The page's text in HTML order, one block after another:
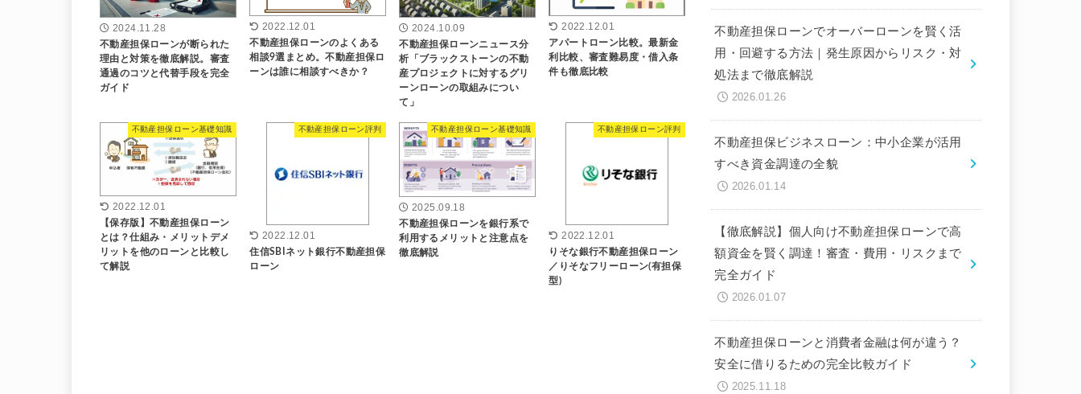
2024.11.28
不動産担保ローンが断られた
理由と対策を徹底解説。審査
通過のコツと代替手段を完全
ガイド
2022.12.01
不動産担保ローンのよくある
相談9選まとめ。不動産担保ロ
ーンは誰に相談すべきか？
2024.10.09
不動産担保ローンニュース分
析「ブラックストーンの不動
産プロジェクトに対するグリ
ーンローンの取組みについ
て」
2022.12.01
アパートローン比較。最新金
利比較、審査難易度・借入条
件も徹底比較
不動産担保ローン基礎知識
2022.12.01
【保存版】不動産担保ローン
とは？仕組み・メリットデメ
リットを他のローンと比較し
て解説
不動産担保ローン評判
2022.12.01
住信SBIネット銀行不動産担保
ローン
不動産担保ローン基礎知識
2025.09.18
不動産担保ローンを銀行系で
利用するメリットと注意点を
徹底解説
不動産担保ローン評判
2022.12.01
りそな銀行不動産担保ローン
／りそなフリーローン(有担保
型)
不動産担保ローンでオーバーローンを賢く活
用・回避する方法｜発生原因からリスク・対
処法まで徹底解説
2026.01.26
不動産担保ビジネスローン：中小企業が活用
すべき資金調達の全貌
2026.01.14
【徹底解説】個人向け不動産担保ローンで高
額資金を賢く調達！審査・費用・リスクまで
完全ガイド
2026.01.07
不動産担保ローンと消費者金融は何が違う？
安全に借りるための完全比較ガイド
2025.11.18